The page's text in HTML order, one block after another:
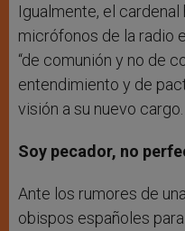
Igualmente, el
micrófonos de la radio
“de comunión y no de
entendimiento y de
visión a su nuevo cargo.
Soy pecador, no
Ante los rumores de
obispos españoles